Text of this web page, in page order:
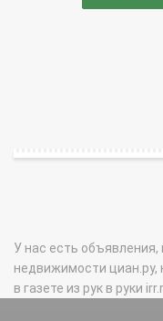
У нас есть объявления,
недвижимости циан.ру,
в газете из рук в руки